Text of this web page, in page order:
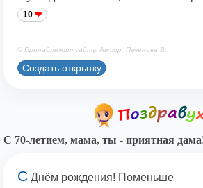
10
© Принадлежит сайту. Автор: Печенова В.
Создать открытку
С 70-летием, мама, ты - приятная
С Днём рождения! Поменьше